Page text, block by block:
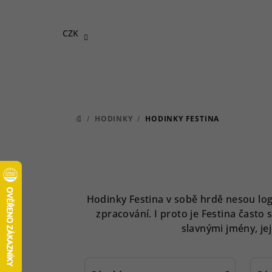
CZK
DOMŮ
/ HODINKY / HODINKY FESTINA
Hodinky Festina v sobě hrdě nesou
zpracování. I proto je Festina často
slavnými jmény,